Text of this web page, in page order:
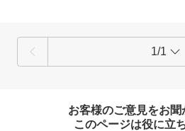
1/1
お客様のご意見をお
このページは役に立